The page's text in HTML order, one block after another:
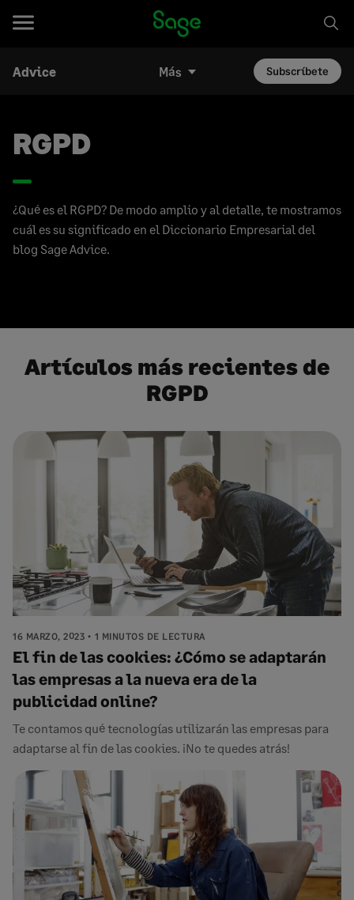
Advice Más Subscríbete
RGPD
¿Qué es el RGPD? De modo amplio y al detalle, te mostramos
cuál es su significado en el Diccionario Empresarial del
blog Sage Advice.
Artículos más recientes de
RGPD
16 MARZO, 2023 1 MINUTOS DE LECTURA
El fin de las cookies: ¿Cómo se adaptarán
las empresas a la nueva era de la
publicidad online?
Te contamos qué tecnologías utilizarán las empresas para
adaptarse al fin de las cookies. ¡No te quedes atrás!